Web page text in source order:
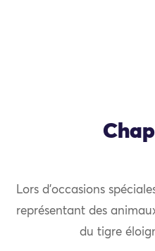
Lors d’occasions
représentant des
du tigre